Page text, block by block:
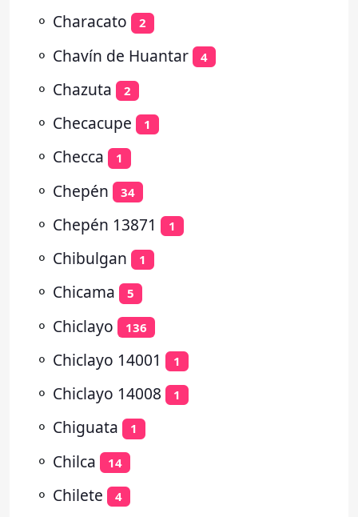
⚬ Characato 2
⚬ Chavín de Huantar 4
⚬ Chazuta 2
⚬ Checacupe 1
⚬ Checca 1
⚬ Chepén 34
⚬ Chepén 13871 1
⚬ Chibulgan 1
⚬ Chicama 5
⚬ Chiclayo 136
⚬ Chiclayo 14001 1
⚬ Chiclayo 14008 1
⚬ Chiguata 1
⚬ Chilca 14
⚬ Chilete 4